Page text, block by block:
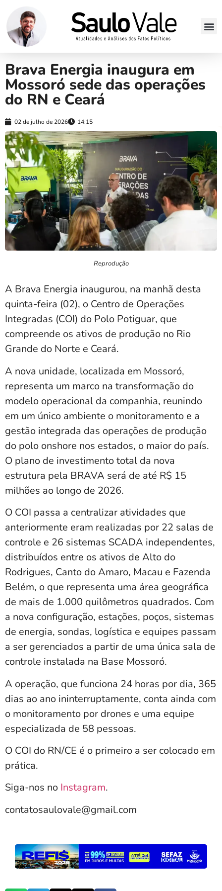
Brava Energia inaugura em
Mossoró sede das operações
do RN e Ceará
02 de julho de 2026 14:15
Reprodução
A Brava Energia inaugurou, na manhã desta
quinta-feira (02), o Centro de Operações
Integradas (COI) do Polo Potiguar, que
compreende os ativos de produção no Rio
Grande do Norte e Ceará.
A nova unidade, localizada em Mossoró,
representa um marco na transformação do
modelo operacional da companhia, reunindo
em um único ambiente o monitoramento e a
gestão integrada das operações de produção
do polo onshore nos estados, o maior do país.
O plano de investimento total da nova
estrutura pela BRAVA será de até R$ 15
milhões ao longo de 2026.
O COI passa a centralizar atividades que
anteriormente eram realizadas por 22 salas de
controle e 26 sistemas SCADA independentes,
distribuídos entre os ativos de Alto do
Rodrigues, Canto do Amaro, Macau e Fazenda
Belém, o que representa uma área geográfica
de mais de 1.000 quilômetros quadrados. Com
a nova configuração, estações, poços, sistemas
de energia, sondas, logística e equipes passam
a ser gerenciados a partir de uma única sala de
controle instalada na Base Mossoró.
A operação, que funciona 24 horas por dia, 365
dias ao ano ininterruptamente, conta ainda com
o monitoramento por drones e uma equipe
especializada de 58 pessoas.
O COI do RN/CE é o primeiro a ser colocado em
prática.
Siga-nos no Instagram.
contatosaulovale@gmail.com